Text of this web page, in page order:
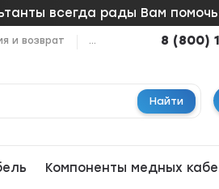
всегда рады Вам помочь
и возврат ... 8 (800)
Найти
Компоненты медных